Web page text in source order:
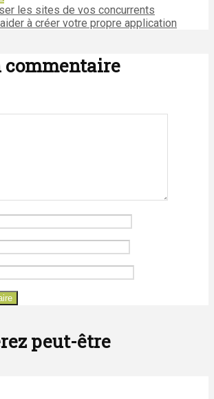
les sites de vos concurrents
à créer votre propre application
commentaire
peut-être